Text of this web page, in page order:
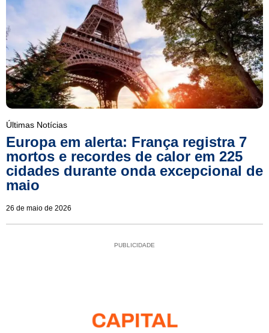
Últimas Notícias
Europa em alerta: França registra 7
mortos e recordes de calor em 225
cidades durante onda excepcional de
maio
26 de maio de 2026
PUBLICIDADE